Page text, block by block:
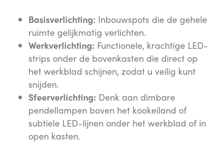
Basisverlichting: Inbouwspots die de gehele
ruimte gelijkmatig verlichten.
Werkverlichting: Functionele, krachtige LED-
strips onder de bovenkasten die direct op
het werkblad schijnen, zodat u veilig kunt
snijden.
Sfeerverlichting: Denk aan dimbare
pendellampen boven het kookeiland of
subtiele LED-lijnen onder het werkblad of in
open kasten.